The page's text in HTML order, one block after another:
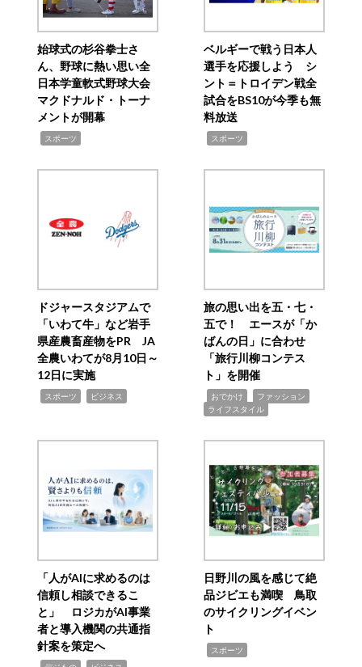
始球式の杉谷拳士さ
ん、野球に熱い思い全
日本学童軟式野球大会
マクドナルド・トーナ
メントが開幕
スポーツ
ベルギーで戦う日本人
選手を応援しよう シ
ント＝トロイデン戦全
試合をBS10が今季も無
料放送
スポーツ
ドジャースタジアムで
「いわて牛」など岩手
県産農畜産物をPR JA
全農いわてが8月10日～
12日に実施
スポーツ ビジネス
旅の思い出を五・七・
五で！ エースが「か
ばんの日」に合わせ
「旅行川柳コンテス
ト」を開催
おでかけ ファッション
ライフスタイル
「人がAIに求めるのは
信頼し相談できるこ
と」 ロジカがAI事業
者と導入機関の共通指
針案を策定へ
日野川の風を感じて絶
品ジビエも満喫 鳥取
のサイクリングイベン
ト
スポーツ